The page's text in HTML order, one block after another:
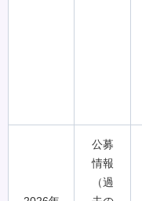
公募
情報
（過